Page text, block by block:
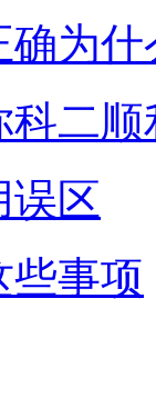
为
二顺
误区
些事项